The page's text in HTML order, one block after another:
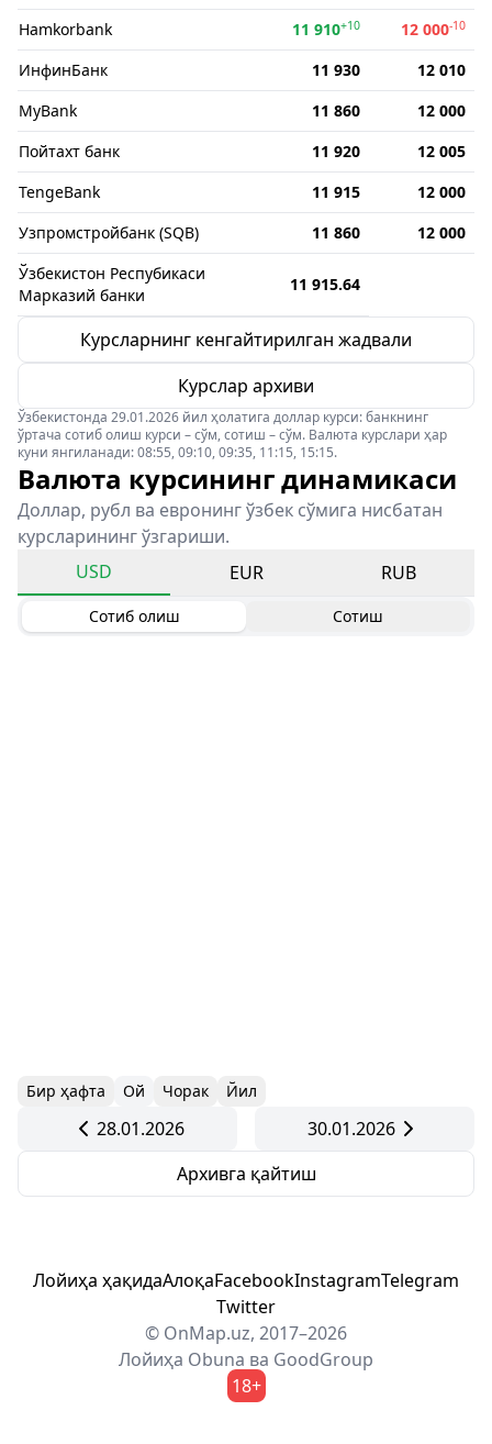
Hamkorbank
11 910+10 12 000-10
ИнфинБанк 11 930
12 010
MyBank
11 860
12 000
Пойтахт банк
11 920
12 005
TengeBank
11 915
12 000
Узпромстройбанк (SQB)
11 860
12 000
Ўзбекистон Респубикаси
Марказий банки
11 915.64
Курсларнинг кенгайтирилган жадвали
Курслар архиви
Ўзбекистонда 29.01.2026 йил ҳолатига доллар курси: банкнинг
ўртача сотиб олиш курси – сўм, сотиш – сўм. Валюта курслари ҳар
куни янгиланади: 08:55, 09:10, 09:35, 11:15, 15:15.
Валюта курсининг динамикаси
Доллар, рубл ва евронинг ўзбек сўмига нисбатан
курсларининг ўзгариши.
USD
EUR RUB
Сотиб олиш Сотиш
Бир ҳафта Ой Чорак Йил
28.01.2026
30.01.2026
Архивга қайтиш
Лойиҳа ҳақидаАлоқаFacebookInstagramTelegram
Twitter
© OnMap.uz, 2017–2026
Лойиҳа Obuna ва GoodGroup
18+